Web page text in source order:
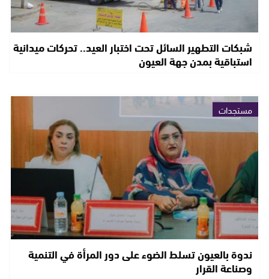
شبكات التطهير السائل تحت اختبار العيد.. تحركات ميدانية
استباقية بمدن جهة العيون
مستجدات
ندوة بالعيون تسلط الضوء على دور المرأة في التنمية
وصناعة القرار